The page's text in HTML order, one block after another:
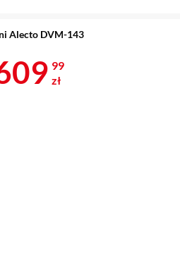
Alecto DVM-143
609,99
99
zł